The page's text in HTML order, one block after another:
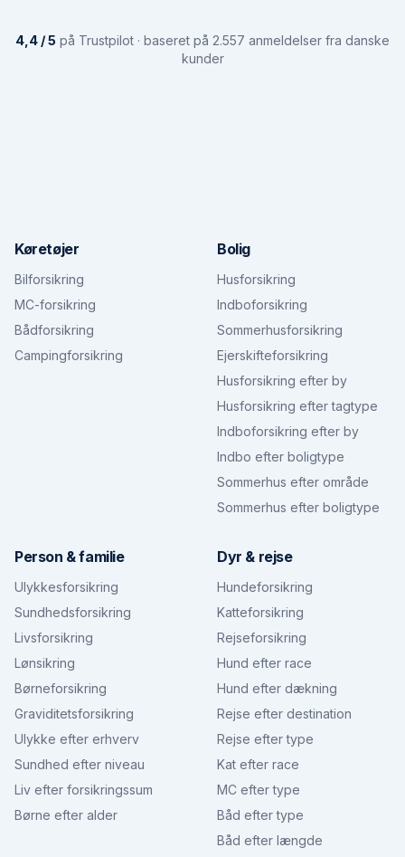
4,4 / 5 på Trustpilot · baseret på 2.557 anmeldelser fra danske
kunder
Køretøjer
Bilforsikring
MC-forsikring
Bådforsikring
Campingforsikring
Bolig
Husforsikring
Indboforsikring
Sommerhusforsikring
Ejerskifteforsikring
Husforsikring efter by
Husforsikring efter tagtype
Indboforsikring efter by
Indbo efter boligtype
Sommerhus efter område
Sommerhus efter boligtype
Person & familie
Ulykkesforsikring
Sundhedsforsikring
Livsforsikring
Lønsikring
Børneforsikring
Graviditetsforsikring
Ulykke efter erhverv
Sundhed efter niveau
Liv efter forsikringssum
Børne efter alder
Dyr & rejse
Hundeforsikring
Katteforsikring
Rejseforsikring
Hund efter race
Hund efter dækning
Rejse efter destination
Rejse efter type
Kat efter race
MC efter type
Båd efter type
Båd efter længde